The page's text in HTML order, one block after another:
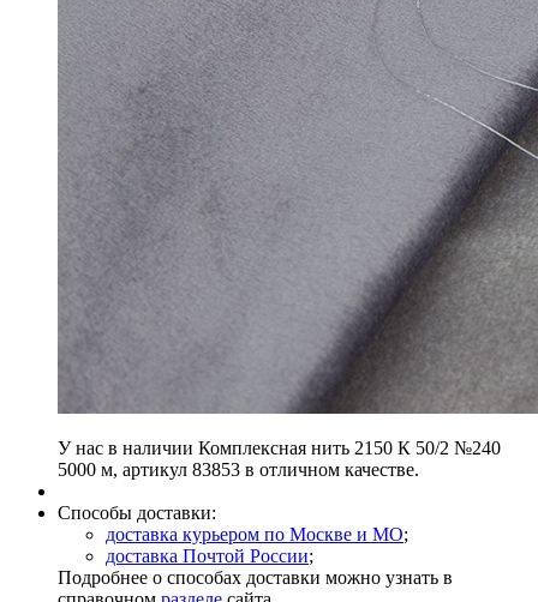
У нас в наличии Комплексная нить 2150 К 50/2 №240
5000 м, артикул 83853 в отличном качестве.
Способы доставки:
доставка курьером по Москве и МО;
доставка Почтой России;
Подробнее о способах доставки можно узнать в